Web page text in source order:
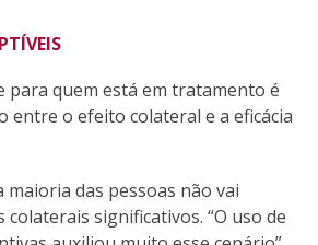
para quem está em tratamento é
entre o efeito colateral e a eficácia
maioria das pessoas não vai
significativos. “O uso de